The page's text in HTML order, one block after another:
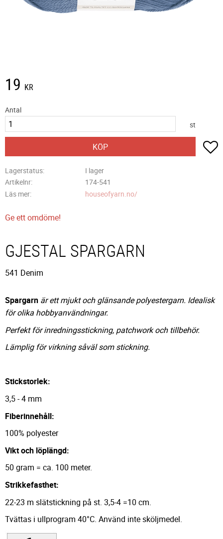
19 KR
Antal
st
KÖP
Lagerstatus
I lager
Artikelnr
174-541
Läs mer
houseofyarn.no/
Ge ett omdöme!
GJESTAL SPARGARN
541 Denim
Spargarn är ett mjukt och glänsande polyestergarn. Idealisk
för olika hobbyanvändningar.
Perfekt för inredningsstickning, patchwork och tillbehör.
Lämplig för virkning såväl som stickning.
Stickstorlek:
3,5 - 4 mm
Fiberinnehåll:
100% polyester
Vikt och löplängd:
50 gram = ca. 100 meter.
Strikkefasthet:
22-23 m slätstickning på st. 3,5-4 =10 cm.
Tvättas i ullprogram 40°C. Använd inte sköljmedel.